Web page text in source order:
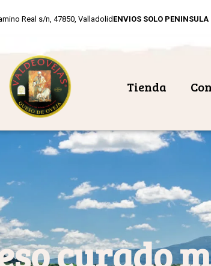
Real s/n, 47850, ValladolidENVIOS SOLO PENINSULA
Tienda
curado